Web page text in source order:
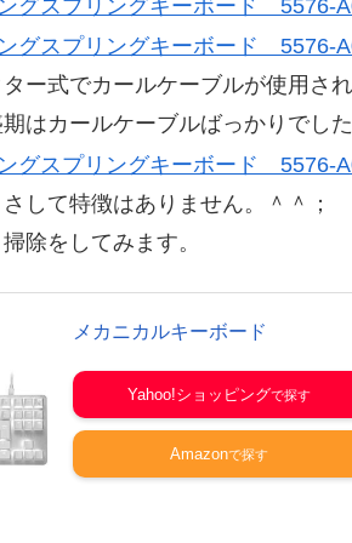
ー式でカールケーブルが使用され
はカールケーブルばっかりでし
して特徴はありません。＾＾；
除をしてみます。
メカニカルキーボード
Yahoo!ショッピング
Amazon